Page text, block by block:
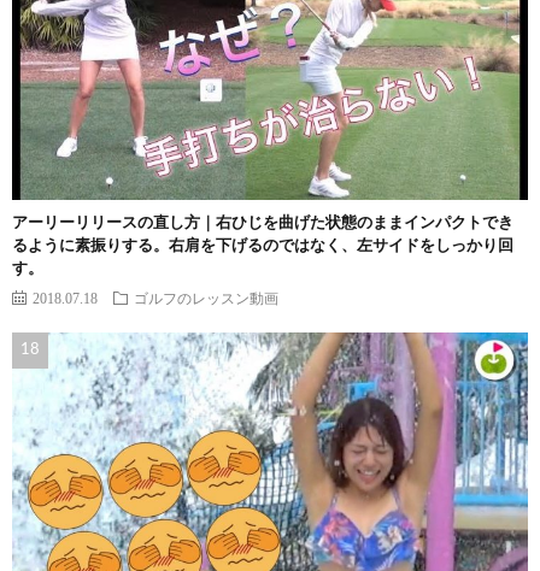
アーリーリリースの直し方｜右ひじを曲げた状態のままインパクトでき
るように素振りする。右肩を下げるのではなく、左サイドをしっかり回
す。
2018.07.18 ゴルフのレッスン動画